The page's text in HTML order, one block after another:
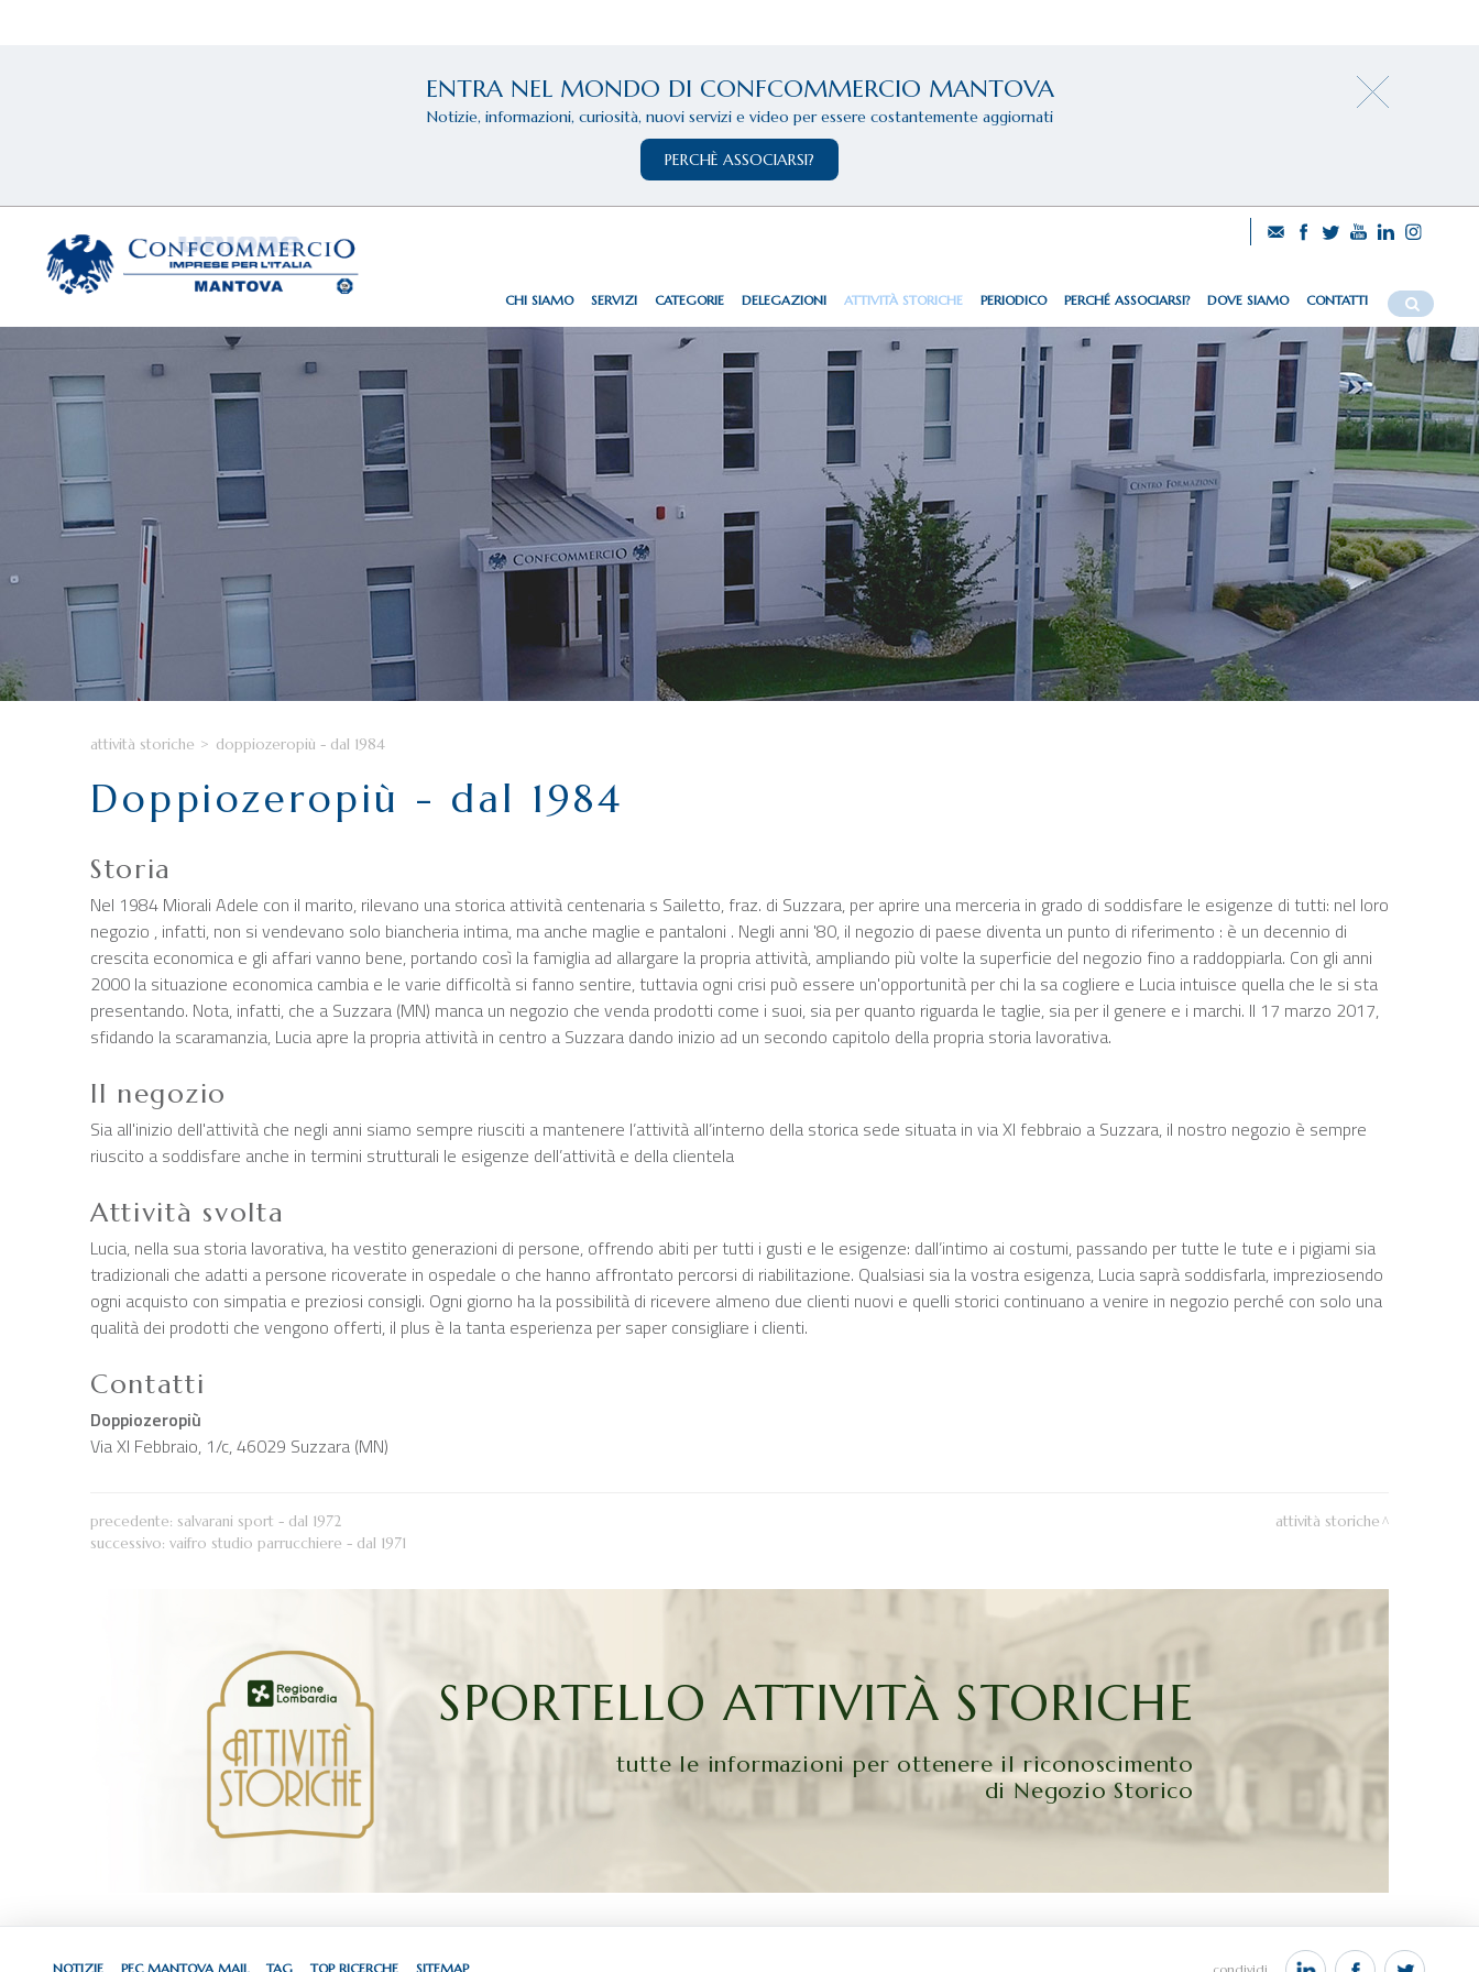
ENTRA NEL MONDO DI CONFCOMMERCIO MANTOVA
Notizie, informazioni, curiosità, nuovi servizi e video per essere costantemente aggiornati
PERCHÈ ASSOCIARSI?
CHI SIAMO SERVIZI CATEGORIE DELEGAZIONI ATTIVITÀ STORICHE PERIODICO PERCHÉ ASSOCIARSI? DOVE SIAMO CONTATTI
attività storiche > doppiozeropiù - dal 1984
Doppiozeropiù - dal 1984
Storia
Nel 1984 Miorali Adele con il marito, rilevano una storica attività centenaria s Sailetto, fraz. di Suzzara, per aprire una merceria in grado di soddisfare le esigenze di tutti: nel loro
negozio , infatti, non si vendevano solo biancheria intima, ma anche maglie e pantaloni . Negli anni '80, il negozio di paese diventa un punto di riferimento : è un decennio di
crescita economica e gli affari vanno bene, portando così la famiglia ad allargare la propria attività, ampliando più volte la superficie del negozio fino a raddoppiarla. Con gli anni
2000 la situazione economica cambia e le varie difficoltà si fanno sentire, tuttavia ogni crisi può essere un'opportunità per chi la sa cogliere e Lucia intuisce quella che le si sta
presentando. Nota, infatti, che a Suzzara (MN) manca un negozio che venda prodotti come i suoi, sia per quanto riguarda le taglie, sia per il genere e i marchi. Il 17 marzo 2017,
sfidando la scaramanzia, Lucia apre la propria attività in centro a Suzzara dando inizio ad un secondo capitolo della propria storia lavorativa.
Il negozio
Sia all'inizio dell'attività che negli anni siamo sempre riusciti a mantenere l’attività all’interno della storica sede situata in via XI febbraio a Suzzara, il nostro negozio è sempre
riuscito a soddisfare anche in termini strutturali le esigenze dell’attività e della clientela
Attività svolta
Lucia, nella sua storia lavorativa, ha vestito generazioni di persone, offrendo abiti per tutti i gusti e le esigenze: dall’intimo ai costumi, passando per tutte le tute e i pigiami sia
tradizionali che adatti a persone ricoverate in ospedale o che hanno affrontato percorsi di riabilitazione. Qualsiasi sia la vostra esigenza, Lucia saprà soddisfarla, impreziosendo
ogni acquisto con simpatia e preziosi consigli. Ogni giorno ha la possibilità di ricevere almeno due clienti nuovi e quelli storici continuano a venire in negozio perché con solo una
qualità dei prodotti che vengono offerti, il plus è la tanta esperienza per saper consigliare i clienti.
Contatti
Doppiozeropiù
Via XI Febbraio, 1/c, 46029 Suzzara (MN)
precedente: salvarani sport - dal 1972
successivo: vaifro studio parrucchiere - dal 1971
attività storiche
SPORTELLO ATTIVITÀ STORICHE
tutte le informazioni per ottenere il riconoscimento
di Negozio Storico
NOTIZIE PEC MANTOVA MAIL TAG TOP RICERCHE SITEMAP